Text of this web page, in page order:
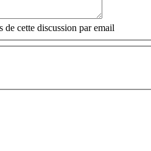
de cette discussion par email